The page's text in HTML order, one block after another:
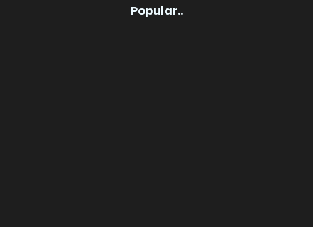
Popular..